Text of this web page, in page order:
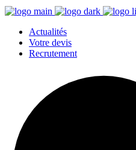
Actualités
Votre devis
Recrutement